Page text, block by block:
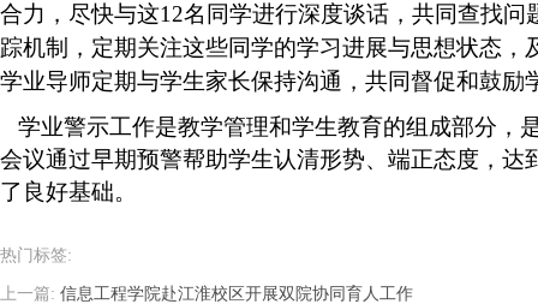
合力，尽快与这12名同学进行深度谈话，共同查找
踪机制，定期关注这些同学的学习进展与思想状态
学业导师定期与学生家长保持沟通，共同督促和鼓励
学业警示工作是教学管理和学生教育的组成部分，
会议通过早期预警帮助学生认清形势、端正态度，
了良好基础。
热门标签:
上一篇: 信息工程学院赴江淮校区开展双院协同育人工作